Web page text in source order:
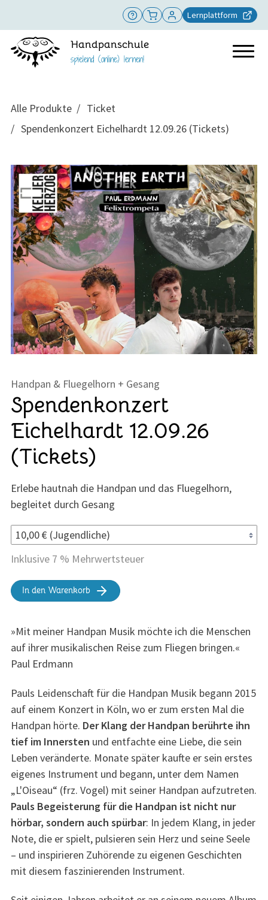
Lernplattform
Handpanschule
spielend (online) lernen!
Alle Produkte
Ticket
Spendenkonzert Eichelhardt 12.09.26 (Tickets)
Handpan & Fluegelhorn + Gesang
Spendenkonzert
Eichelhardt 12.09.26
(Tickets)
Erlebe hautnah die Handpan und das Fluegelhorn,
begleitet durch Gesang
Inklusive 7 % Mehrwertsteuer
In den Warenkorb
»Mit meiner Handpan Musik möchte ich die Menschen
auf ihrer musikalischen Reise zum Fliegen bringen.«
Paul Erdmann
Pauls Leidenschaft für die Handpan Musik begann 2015
auf einem Konzert in Köln, wo er zum ersten Mal die
Handpan hörte. Der Klang der Handpan berührte ihn
tief im Innersten und entfachte eine Liebe, die sein
Leben veränderte. Monate später kaufte er sein erstes
eigenes Instrument und begann, unter dem Namen
„L'Oiseau“ (frz. Vogel) mit seiner Handpan aufzutreten.
Pauls Begeisterung für die Handpan ist nicht nur
hörbar, sondern auch spürbar: In jedem Klang, in jeder
Note, die er spielt, pulsieren sein Herz und seine Seele
– und inspirieren Zuhörende zu eigenen Geschichten
mit diesem faszinierenden Instrument.